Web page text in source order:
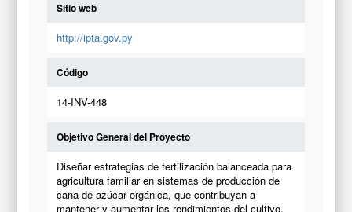
Sitio web
http://ipta.gov.py
Código
14-INV-448
Objetivo General del Proyecto
Diseñar estrategias de fertilización balanceada para
agricultura familiar en sistemas de producción de
caña de azúcar orgánica, que contribuyan a
mantener y aumentar los rendimientos del cultivo,